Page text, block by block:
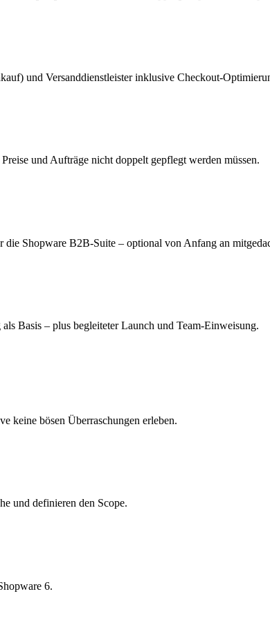
und Versanddienstleister inklusive Checkout-
und Aufträge nicht doppelt gepflegt werden müssen.
Shopware B2B-Suite – optional von Anfang an
Basis – plus begleiteter Launch und Team-Einweisung.
keine bösen Überraschungen erleben.
und definieren den Scope.
6.